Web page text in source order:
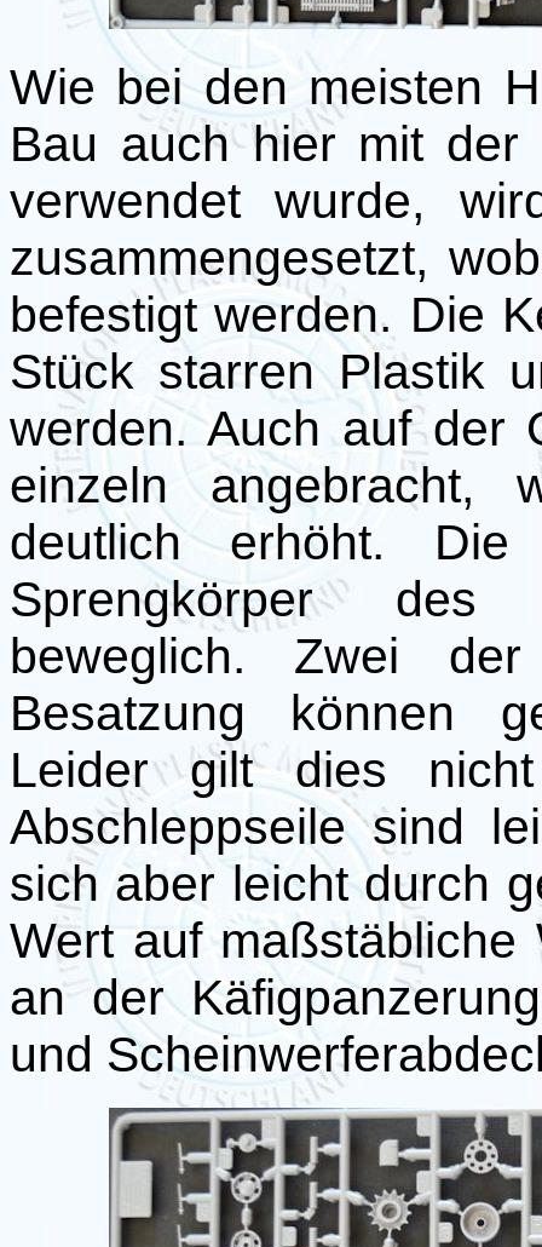
Wie bei den meisten
Bau auch hier mit der
verwendet wurde,
zusammengesetzt,
befestigt werden. Die
Stück starren Plastik
werden. Auch auf der
einzeln angebracht,
deutlich erhöht. Die
Sprengkörper des
beweglich. Zwei
Besatzung können
Leider gilt dies
Abschleppseile sind
sich aber leicht durch
Wert auf maßstäbliche
an der
und